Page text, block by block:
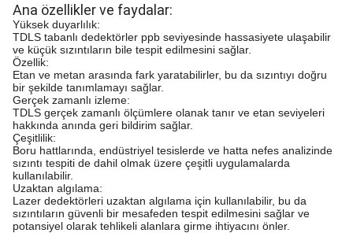
Ana özellikler ve faydalar:
Yüksek duyarlılık:
TDLS tabanlı dedektörler ppb seviyesinde hassasiyete ulaşabilir
ve küçük sızıntıların bile tespit edilmesini sağlar.
Özellik:
Etan ve metan arasında fark yaratabilirler, bu da sızıntıyı doğru
bir şekilde tanımlamayı sağlar.
Gerçek zamanlı izleme:
TDLS gerçek zamanlı ölçümlere olanak tanır ve etan seviyeleri
hakkında anında geri bildirim sağlar.
Çeşitlilik:
Boru hattlarında, endüstriyel tesislerde ve hatta nefes analizinde
sızıntı tespiti de dahil olmak üzere çeşitli uygulamalarda
kullanılabilir.
Uzaktan algılama:
Lazer dedektörleri uzaktan algılama için kullanılabilir, bu da
sızıntıların güvenli bir mesafeden tespit edilmesini sağlar ve
potansiyel olarak tehlikeli alanlara girme ihtiyacını önler.